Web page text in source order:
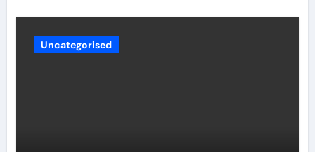
Uncategorised